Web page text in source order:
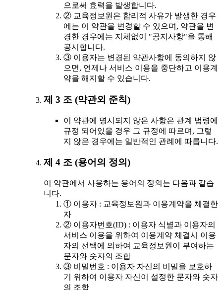
으로써 효력을 발생합니다.
② 교육정보원은 합리적 사유가 발생한 경우
에는 이 약관을 변경할 수 있으며, 약관을 변
경한 경우에는 지체없이 "공지사항"을 통해
공시합니다.
③ 이용자는 변경된 약관사항에 동의하지 않
으면, 언제나 서비스 이용을 중단하고 이용계
약을 해지할 수 있습니다.
제 3 조 (약관외 준칙)
이 약관에 명시되지 않은 사항은 관계 법령에
규정 되어있을 경우 그 규정에 따르며, 그렇
지 않은 경우에는 일반적인 관례에 따릅니다.
제 4 조 (용어의 정의)
이 약관에서 사용하는 용어의 정의는 다음과 같습
니다.
① 이용자 : 교육정보원과 이용계약을 체결한
자
② 이용자번호(ID) : 이용자 식별과 이용자의
서비스 이용을 위하여 이용계약 체결시 이용
자의 선택에 의하여 교육정보원이 부여하는
문자와 숫자의 조합
③ 비밀번호 : 이용자 자신의 비밀을 보호하
기 위하여 이용자 자신이 설정한 문자와 숫자
의 조합